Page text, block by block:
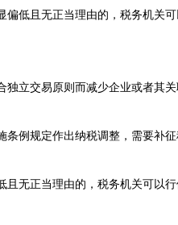
低且无正当理由的，税务机关可
立交易原则而减少企业或者其关
例规定作出纳税调整，需要补征
无正当理由的，税务机关可以行